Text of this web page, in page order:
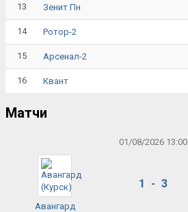
13 Зенит Пн
14 Ротор-2
15 Арсенал-2
16 Квант
Матчи
01/08/2026 13:00
Авангард
1 - 3